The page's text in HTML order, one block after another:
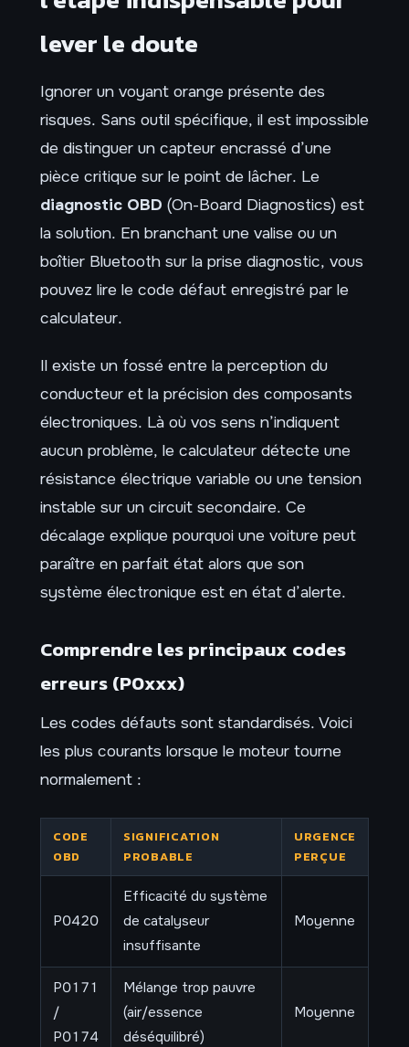
lever le doute
Ignorer un voyant orange présente des
risques. Sans outil spécifique, il est impossible
de distinguer un capteur encrassé d’une
pièce critique sur le point de lâcher. Le
diagnostic OBD (On-Board Diagnostics) est
la solution. En branchant une valise ou un
boîtier Bluetooth sur la prise diagnostic, vous
pouvez lire le code défaut enregistré par le
calculateur.
Il existe un fossé entre la perception du
conducteur et la précision des composants
électroniques. Là où vos sens n’indiquent
aucun problème, le calculateur détecte une
résistance électrique variable ou une tension
instable sur un circuit secondaire. Ce
décalage explique pourquoi une voiture peut
paraître en parfait état alors que son
système électronique est en état d’alerte.
Comprendre les principaux codes
erreurs (P0xxx)
Les codes défauts sont standardisés. Voici
les plus courants lorsque le moteur tourne
normalement :
CODE
OBD
SIGNIFICATION
PROBABLE
URGENCE
PERÇUE
P0420
Efficacité du système
de catalyseur
insuffisante
Moyenne
P0171
/
P0174
Mélange trop pauvre
(air/essence
déséquilibré)
Moyenne